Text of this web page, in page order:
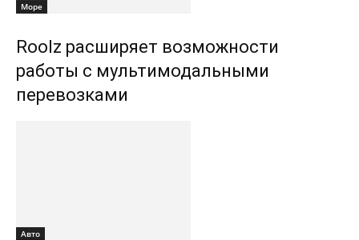
Море
Roolz расширяет возможности
работы с мультимодальными
перевозками
Авто